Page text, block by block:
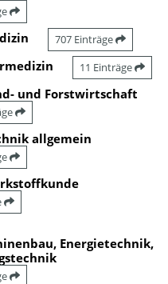
707 Einträge
11 Einträge
und Forstwirtschaft
allgemein
Energietechnik,